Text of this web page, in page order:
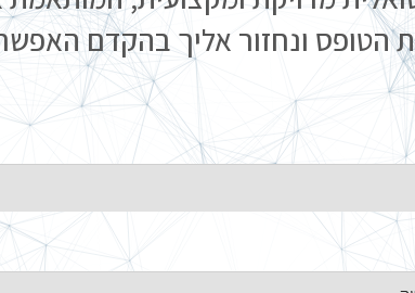
הטופס ונחזור אליך בהקדם